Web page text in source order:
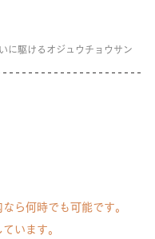
に駆けるオジュウチョウサン
ら何時でも可能です。
います。